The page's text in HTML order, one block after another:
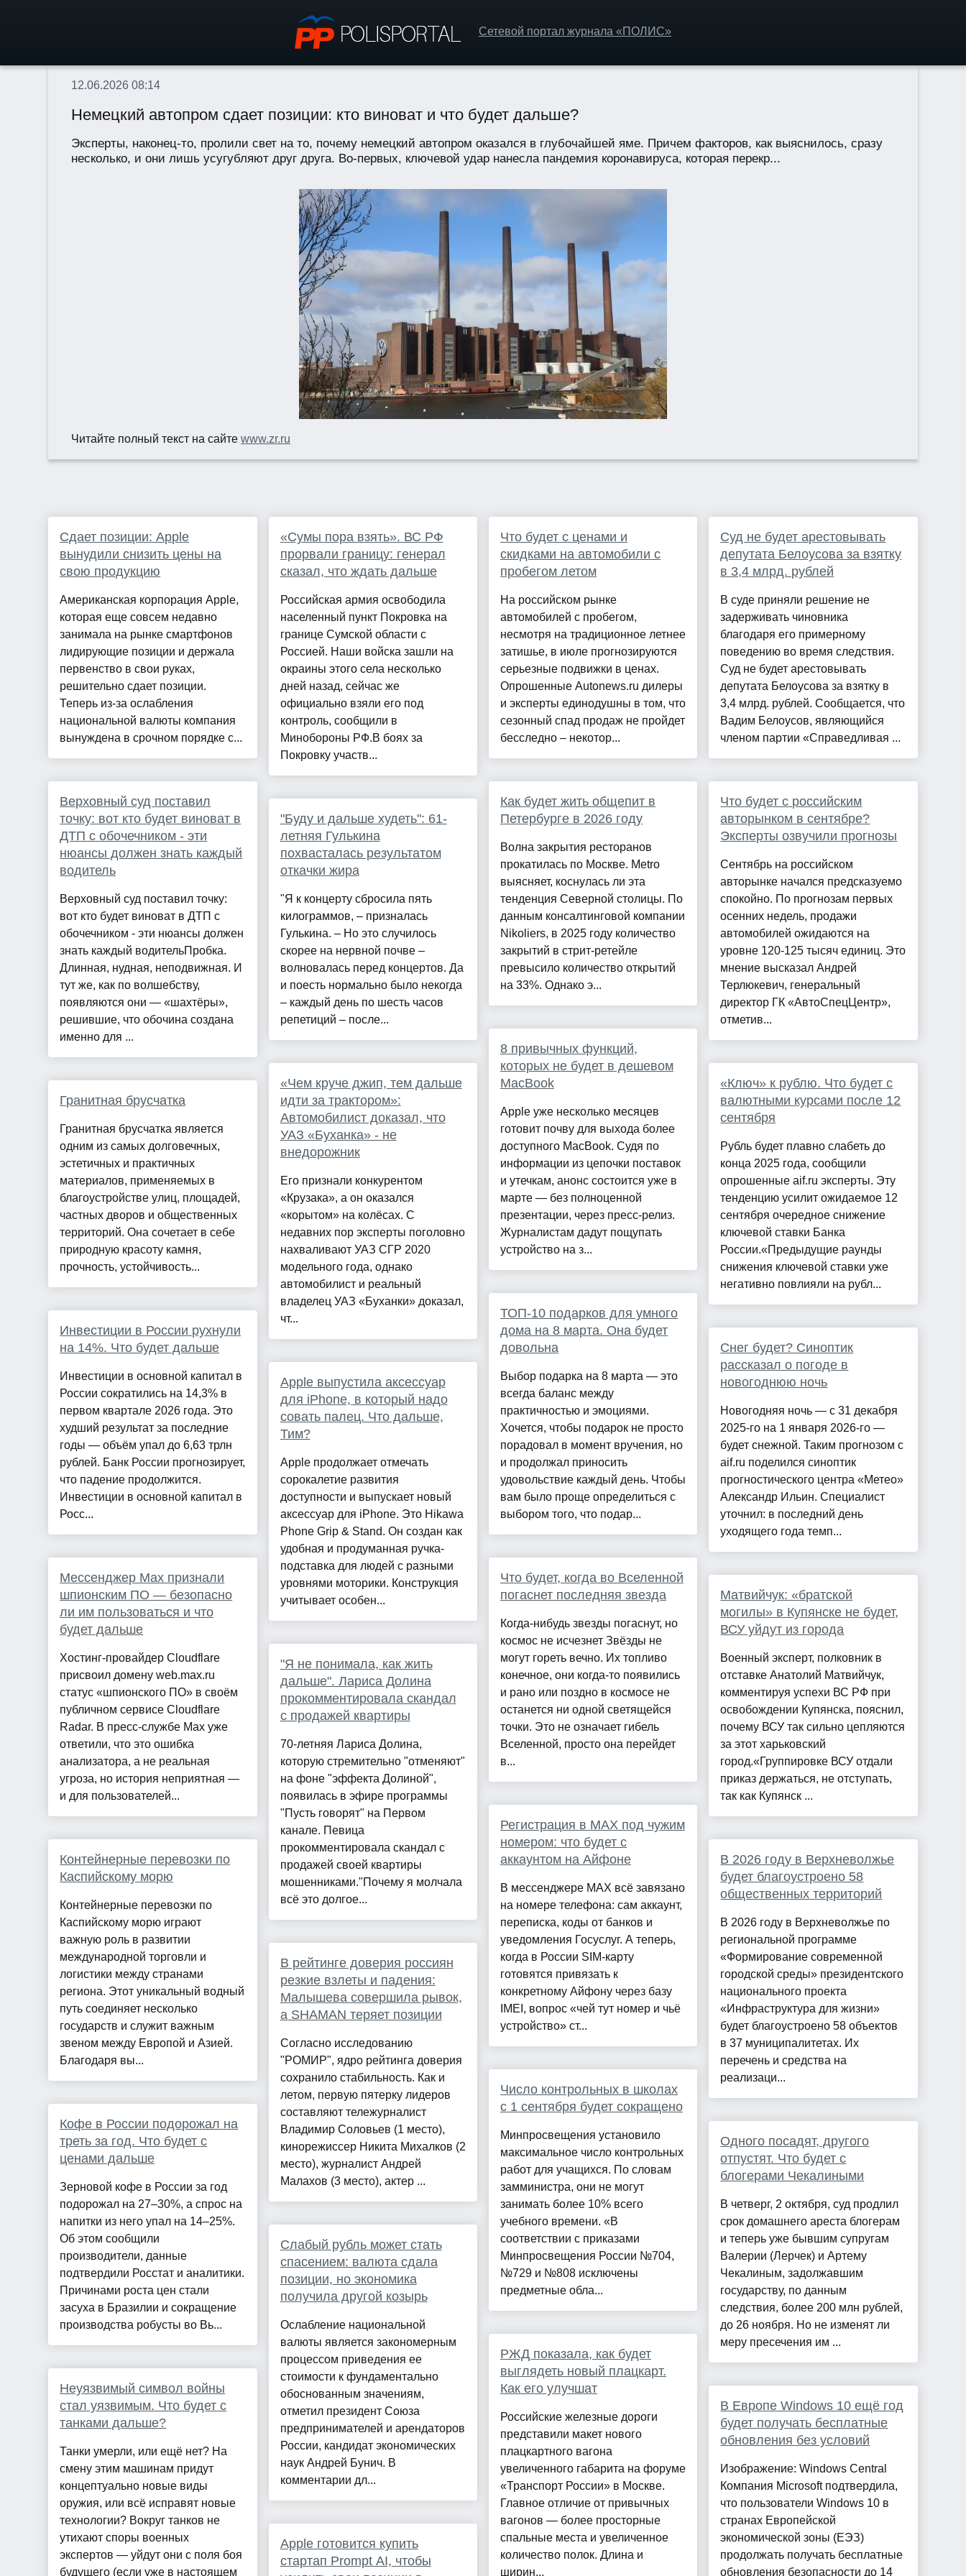
Сетевой портал журнала «ПОЛИС»
12.06.2026 08:14
Немецкий автопром сдает позиции: кто виноват и что будет дальше?
Эксперты, наконец-то, пролили свет на то, почему немецкий автопром оказался в глубочайшей яме. Причем факторов, как выяснилось, сразу
несколько, и они лишь усугубляют друг друга. Во-первых, ключевой удар нанесла пандемия коронавируса, которая перекр...
Читайте полный текст на сайтеwww.zr.ru
Сдает позиции: Apple
вынудили снизить цены на
свою продукцию
Американская корпорация Apple,
которая еще совсем недавно
занимала на рынке смартфонов
лидирующие позиции и держала
первенство в свои руках,
решительно сдает позиции.
Теперь из-за ослабления
национальной валюты компания
вынуждена в срочном порядке с...
Верховный суд поставил
точку: вот кто будет виноват в
ДТП с обочечником - эти
нюансы должен знать каждый
водитель
Верховный суд поставил точку:
вот кто будет виноват в ДТП с
обочечником - эти нюансы должен
знать каждый водительПробка.
Длинная, нудная, неподвижная. И
тут же, как по волшебству,
появляются они — «шахтёры»,
решившие, что обочина создана
именно для ...
Гранитная брусчатка
Гранитная брусчатка является
одним из самых долговечных,
эстетичных и практичных
материалов, применяемых в
благоустройстве улиц, площадей,
частных дворов и общественных
территорий. Она сочетает в себе
природную красоту камня,
прочность, устойчивость...
Инвестиции в России рухнули
на 14%. Что будет дальше
Инвестиции в основной капитал в
России сократились на 14,3% в
первом квартале 2026 года. Это
худший результат за последние
годы — объём упал до 6,63 трлн
рублей. Банк России прогнозирует,
что падение продолжится.
Инвестиции в основной капитал в
Росс...
Мессенджер Max признали
шпионским ПО — безопасно
ли им пользоваться и что
будет дальше
Хостинг-провайдер Cloudflare
присвоил домену web.max.ru
статус «шпионского ПО» в своём
публичном сервисе Cloudflare
Radar. В пресс-службе Max уже
ответили, что это ошибка
анализатора, а не реальная
угроза, но история неприятная —
и для пользователей...
Контейнерные перевозки по
Каспийскому морю
Контейнерные перевозки по
Каспийскому морю играют
важную роль в развитии
международной торговли и
логистики между странами
региона. Этот уникальный водный
путь соединяет несколько
государств и служит важным
звеном между Европой и Азией.
Благодаря вы...
Кофе в России подорожал на
треть за год. Что будет с
ценами дальше
Зерновой кофе в России за год
подорожал на 27–30%, а спрос на
напитки из него упал на 14–25%.
Об этом сообщили
производители, данные
подтвердили Росстат и аналитики.
Причинами роста цен стали
засуха в Бразилии и сокращение
производства робусты во Вь...
Неуязвимый символ войны
стал уязвимым. Что будет с
танками дальше?
Танки умерли, или ещё нет? На
смену этим машинам придут
концептуально новые виды
оружия, или всё исправят новые
технологии? Вокруг танков не
утихают споры военных
экспертов — уйдут они с поля боя
будущего (если уже в настоящем
«Сумы пора взять». ВС РФ
прорвали границу: генерал
сказал, что ждать дальше
Российская армия освободила
населенный пункт Покровка на
границе Сумской области с
Россией. Наши войска зашли на
окраины этого села несколько
дней назад, сейчас же
официально взяли его под
контроль, сообщили в
Минобороны РФ.В боях за
Покровку участв...
"Буду и дальше худеть": 61-
летняя Гулькина
похвасталась результатом
откачки жира
"Я к концерту сбросила пять
килограммов, – призналась
Гулькина. – Но это случилось
скорее на нервной почве –
волновалась перед концертов. Да
и поесть нормально было некогда
– каждый день по шесть часов
репетиций – после...
«Чем круче джип, тем дальше
идти за трактором»:
Автомобилист доказал, что
УАЗ «Буханка» - не
внедорожник
Его признали конкурентом
«Крузака», а он оказался
«корытом» на колёсах. С
недавних пор эксперты поголовно
нахваливают УАЗ СГР 2020
модельного года, однако
автомобилист и реальный
владелец УАЗ «Буханки» доказал,
чт...
Apple выпустила аксессуар
для iPhone, в который надо
совать палец. Что дальше,
Тим?
Apple продолжает отмечать
сорокалетие развития
доступности и выпускает новый
аксессуар для iPhone. Это Hikawa
Phone Grip & Stand. Он создан как
удобная и продуманная ручка-
подставка для людей с разными
уровнями моторики. Конструкция
учитывает особен...
"Я не понимала, как жить
дальше". Лариса Долина
прокомментировала скандал
с продажей квартиры
70-летняя Лариса Долина,
которую стремительно "отменяют"
на фоне "эффекта Долиной",
появилась в эфире программы
"Пусть говорят" на Первом
канале. Певица
прокомментировала скандал с
продажей своей квартиры
мошенниками."Почему я молчала
всё это долгое...
В рейтинге доверия россиян
резкие взлеты и падения:
Малышева совершила рывок,
а SHAMAN теряет позиции
Согласно исследованию
"РОМИР", ядро рейтинга доверия
сохранило стабильность. Как и
летом, первую пятерку лидеров
составляют тележурналист
Владимир Соловьев (1 место),
кинорежиссер Никита Михалков (2
место), журналист Андрей
Малахов (3 место), актер ...
Слабый рубль может стать
спасением: валюта сдала
позиции, но экономика
получила другой козырь
Ослабление национальной
валюты является закономерным
процессом приведения ее
стоимости к фундаментально
обоснованным значениям,
отметил президент Союза
предпринимателей и арендаторов
России, кандидат экономических
наук Андрей Бунич. В
комментарии дл...
Apple готовится купить
стартап Prompt AI, чтобы
Что будет с ценами и
скидками на автомобили с
пробегом летом
На российском рынке
автомобилей с пробегом,
несмотря на традиционное летнее
затишье, в июле прогнозируются
серьезные подвижки в ценах.
Опрошенные Autonews.ru дилеры
и эксперты единодушны в том, что
сезонный спад продаж не пройдет
бесследно – некотор...
Как будет жить общепит в
Петербурге в 2026 году
Волна закрытия ресторанов
прокатилась по Москве. Metro
выясняет, коснулась ли эта
тенденция Северной столицы. По
данным консалтинговой компании
Nikoliers, в 2025 году количество
закрытий в стрит-ретейле
превысило количество открытий
на 33%. Однако э...
8 привычных функций,
которых не будет в дешевом
MacBook
Apple уже несколько месяцев
готовит почву для выхода более
доступного MacBook. Судя по
информации из цепочки поставок
и утечкам, анонс состоится уже в
марте — без полноценной
презентации, через пресс-релиз.
Журналистам дадут пощупать
устройство на з...
ТОП-10 подарков для умного
дома на 8 марта. Она будет
довольна
Выбор подарка на 8 марта — это
всегда баланс между
практичностью и эмоциями.
Хочется, чтобы подарок не просто
порадовал в момент вручения, но
и продолжал приносить
удовольствие каждый день. Чтобы
вам было проще определиться с
выбором того, что подар...
Что будет, когда во Вселенной
погаснет последняя звезда
Когда-нибудь звезды погаснут, но
космос не исчезнет Звёзды не
могут гореть вечно. Их топливо
конечное, они когда-то появились
и рано или поздно в космосе не
останется ни одной светящейся
точки. Это не означает гибель
Вселенной, просто она перейдет
в...
Регистрация в MAX под чужим
номером: что будет с
аккаунтом на Айфоне
В мессенджере MAX всё завязано
на номере телефона: сам аккаунт,
переписка, коды от банков и
уведомления Госуслуг. А теперь,
когда в России SIM-карту
готовятся привязать к
конкретному Айфону через базу
IMEI, вопрос «чей тут номер и чьё
устройство» ст...
Число контрольных в школах
с 1 сентября будет сокращено
Минпросвещения установило
максимальное число контрольных
работ для учащихся. По словам
замминистра, они не могут
занимать более 10% всего
учебного времени. «В
соответствии с приказами
Минпросвещения России №704,
№729 и №808 исключены
предметные обла...
РЖД показала, как будет
выглядеть новый плацкарт.
Как его улучшат
Российские железные дороги
представили макет нового
плацкартного вагона
увеличенного габарита на форуме
«Транспорт России» в Москве.
Главное отличие от привычных
вагонов — более просторные
спальные места и увеличенное
количество полок. Длина и
ширин...
Суд не будет арестовывать
депутата Белоусова за взятку
в 3,4 млрд. рублей
В суде приняли решение не
задерживать чиновника
благодаря его примерному
поведению во время следствия.
Суд не будет арестовывать
депутата Белоусова за взятку в
3,4 млрд. рублей. Сообщается, что
Вадим Белоусов, являющийся
членом партии «Справедливая ...
Что будет с российским
авторынком в сентябре?
Эксперты озвучили прогнозы
Сентябрь на российском
авторынке начался предсказуемо
спокойно. По прогнозам первых
осенних недель, продажи
автомобилей ожидаются на
уровне 120-125 тысяч единиц. Это
мнение высказал Андрей
Терлюкевич, генеральный
директор ГК «АвтоСпецЦентр»,
отметив...
«Ключ» к рублю. Что будет с
валютными курсами после 12
сентября
Рубль будет плавно слабеть до
конца 2025 года, сообщили
опрошенные aif.ru эксперты. Эту
тенденцию усилит ожидаемое 12
сентября очередное снижение
ключевой ставки Банка
России.«Предыдущие раунды
снижения ключевой ставки уже
негативно повлияли на рубл...
Снег будет? Синоптик
рассказал о погоде в
новогоднюю ночь
Новогодняя ночь — с 31 декабря
2025-го на 1 января 2026-го —
будет снежной. Таким прогнозом с
aif.ru поделился синоптик
прогностического центра «Метео»
Александр Ильин. Специалист
уточнил: в последний день
уходящего года темп...
Матвийчук: «братской
могилы» в Купянске не будет,
ВСУ уйдут из города
Военный эксперт, полковник в
отставке Анатолий Матвийчук,
комментируя успехи ВС РФ при
освобождении Купянска, пояснил,
почему ВСУ так сильно цепляются
за этот харьковский
город.«Группировке ВСУ отдали
приказ держаться, не отступать,
так как Купянск ...
В 2026 году в Верхневолжье
будет благоустроено 58
общественных территорий
В 2026 году в Верхневолжье по
региональной программе
«Формирование современной
городской среды» президентского
национального проекта
«Инфраструктура для жизни»
будет благоустроено 58 объектов
в 37 муниципалитетах. Их
перечень и средства на
реализаци...
Одного посадят, другого
отпустят. Что будет с
блогерами Чекалиными
В четверг, 2 октября, суд продлил
срок домашнего ареста блогерам
и теперь уже бывшим супругам
Валерии (Лерчек) и Артему
Чекалиным, задолжавшим
государству, по данным
следствия, более 200 млн рублей,
до 26 ноября. Но не изменят ли
меру пресечения им ...
В Европе Windows 10 ещё год
будет получать бесплатные
обновления без условий
Изображение: Windows Central
Компания Microsoft подтвердила,
что пользователи Windows 10 в
странах Европейской
экономической зоны (ЕЭЗ)
продолжать получать бесплатные
обновления безопасности до 14